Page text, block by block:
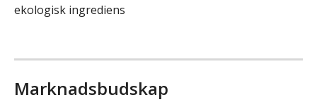
ekologisk ingrediens
Marknadsbudskap